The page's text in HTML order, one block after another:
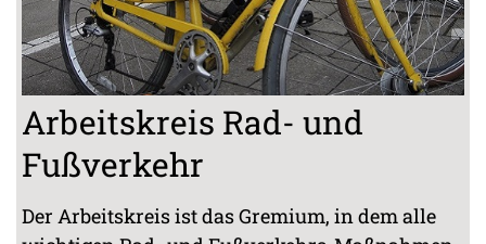
Arbeitskreis Rad- und
Fußverkehr
Der Arbeitskreis ist das Gremium, in dem alle